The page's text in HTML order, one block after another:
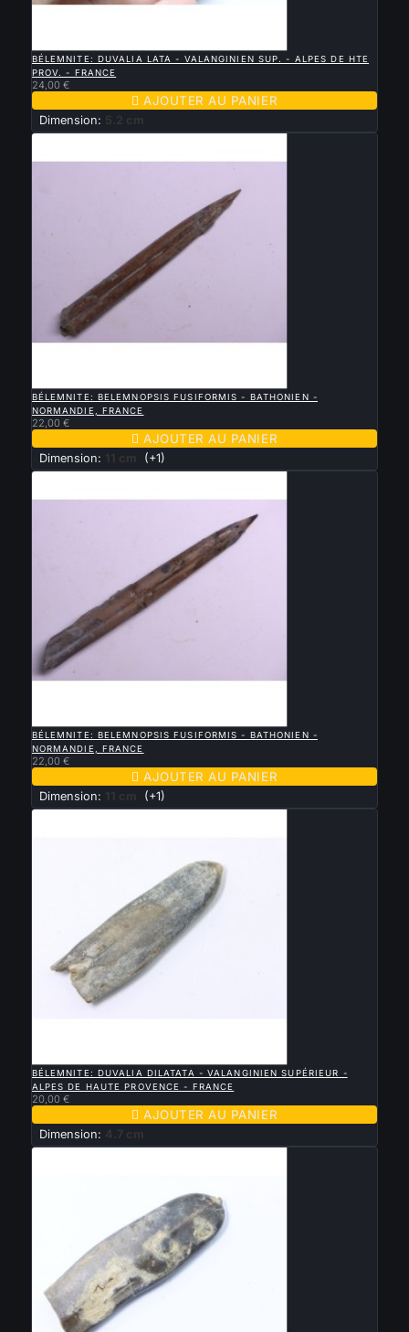
BÉLEMNITE: DUVALIA LATA - VALANGINIEN SUP. - ALPES DE HTE
PROV. - FRANCE
24,00 €
 AJOUTER AU PANIER
Dimension: 5.2 cm
BÉLEMNITE: BELEMNOPSIS FUSIFORMIS - BATHONIEN -
NORMANDIE, FRANCE
22,00 €
 AJOUTER AU PANIER
Dimension: 11 cm (+1)
BÉLEMNITE: BELEMNOPSIS FUSIFORMIS - BATHONIEN -
NORMANDIE, FRANCE
22,00 €
 AJOUTER AU PANIER
Dimension: 11 cm (+1)
BÉLEMNITE: DUVALIA DILATATA - VALANGINIEN SUPÉRIEUR -
ALPES DE HAUTE PROVENCE - FRANCE
20,00 €
 AJOUTER AU PANIER
Dimension: 4.7 cm